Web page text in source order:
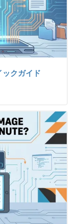
ックガイド